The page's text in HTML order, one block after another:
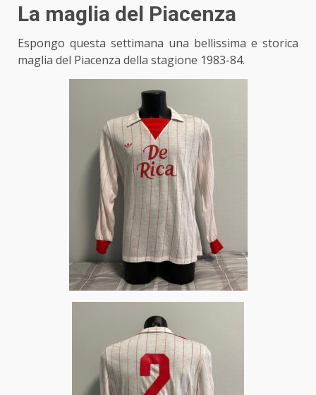
La maglia del Piacenza
Espongo questa settimana una bellissima e storica
maglia del Piacenza della stagione 1983-84.